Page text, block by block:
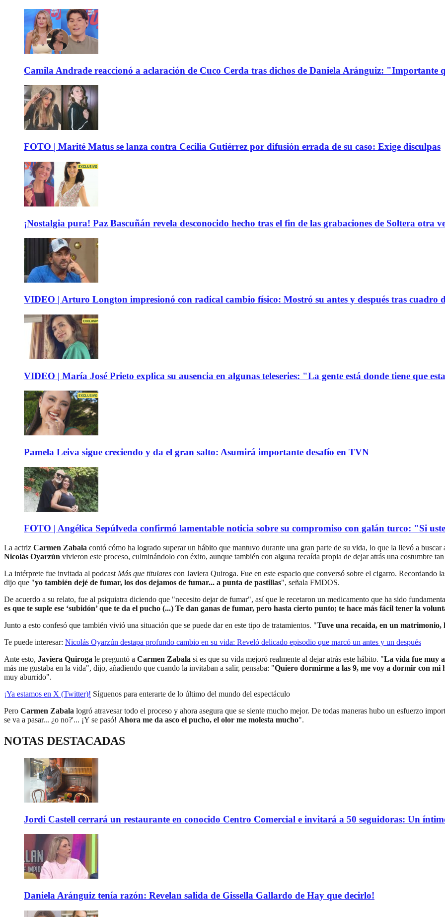
Camila Andrade reaccionó a aclaración de Cuco Cerda tras dichos de Daniela Aránguiz: "Importante
FOTO | Marité Matus se lanza contra Cecilia Gutiérrez por difusión errada de su caso: Exige disculpas
¡Nostalgia pura! Paz Bascuñán revela desconocido hecho tras el fin de las grabaciones de Soltera otra
VIDEO | Arturo Longton impresionó con radical cambio físico: Mostró su antes y después tras cuadro
VIDEO | María José Prieto explica su ausencia en algunas teleseries: "La gente está donde tiene que
Pamela Leiva sigue creciendo y da el gran salto: Asumirá importante desafío en TVN
FOTO | Angélica Sepúlveda confirmó lamentable noticia sobre su compromiso con galán turco: "Si
La actriz Carmen Zabala contó cómo ha logrado superar un hábito que mantuvo durante una gran parte de su vida, lo que la llevó a
Nicolás Oyarzún vivieron este proceso, culminándolo con éxito, aunque también con alguna recaída propia de dejar atrás una costumbre tan
La intérprete fue invitada al podcast Más que titulares con Javiera Quiroga. Fue en este espacio que conversó sobre el cigarro. Recordando
dijo que "yo también dejé de fumar, los dos dejamos de fumar... a punta de pastillas", señala FMDOS.
De acuerdo a su relato, fue al psiquiatra diciendo que "necesito dejar de fumar", así que le recetaron un medicamento que ha sido
es que te suple ese ‘subidón’ que te da el pucho (...) Te dan ganas de fumar, pero hasta cierto punto; te hace más fácil tener la
Junto a esto confesó que también vivió una situación que se puede dar en este tipo de tratamientos. "Tuve una recaída, en un
Te puede interesar: Nicolás Oyarzún destapa profundo cambio en su vida: Reveló delicado episodio que marcó un antes y un después
Ante esto, Javiera Quiroga le preguntó a Carmen Zabala si es que su vida mejoró realmente al dejar atrás este hábito. "La vida fue muy
más me gustaba en la vida", dijo, añadiendo que cuando la invitaban a salir, pensaba: "Quiero dormirme a las 9, me voy a dormir con mi
muy aburrido".
¡Ya estamos en X (Twitter)! Síguenos para enterarte de lo último del mundo del espectáculo
Pero Carmen Zabala logró atravesar todo el proceso y ahora asegura que se siente mucho mejor. De todas maneras hubo un esfuerzo
se va a pasar... ¿o no?'... ¡Y se pasó! Ahora me da asco el pucho, el olor me molesta mucho".
NOTAS DESTACADAS
Jordi Castell cerrará un restaurante en conocido Centro Comercial e invitará a 50 seguidoras: Un
Daniela Aránguiz tenía razón: Revelan salida de Gissella Gallardo de Hay que decirlo!